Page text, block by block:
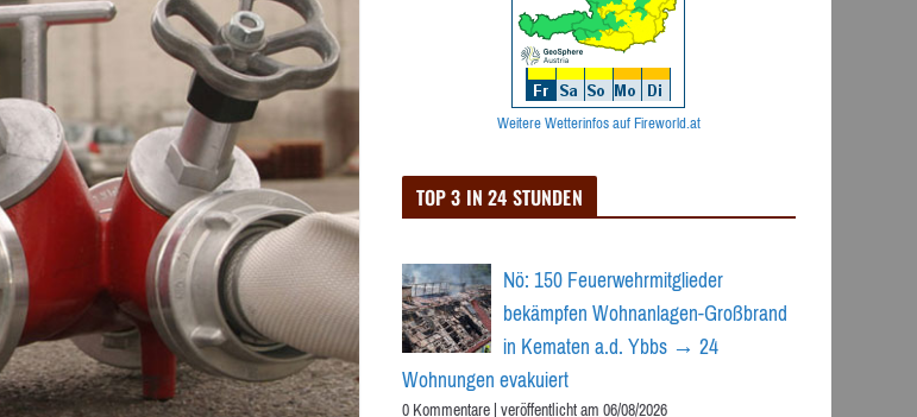
Weitere Wetterinfos auf Fireworld.at
TOP 3 IN 24 STUNDEN
Nö: 150 Feuerwehrmitglieder
bekämpfen Wohnanlagen-Großbrand
in Kematen a.d. Ybbs → 24
Wohnungen evakuiert
0 Kommentare|veröffentlicht am 06/08/2026